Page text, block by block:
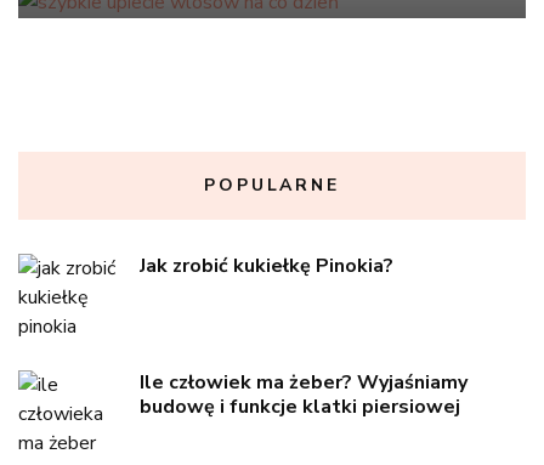
POPULARNE
Jak zrobić kukiełkę Pinokia?
Ile człowiek ma żeber? Wyjaśniamy
budowę i funkcje klatki piersiowej